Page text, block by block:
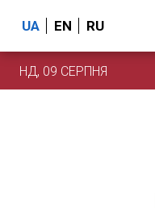
UA EN RU
НД, 09 СЕРПНЯ